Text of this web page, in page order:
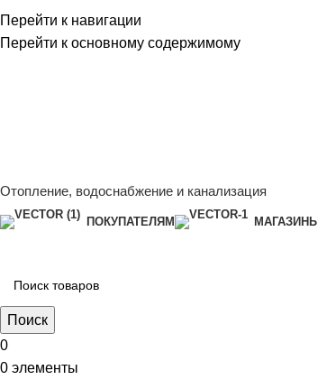
Перейти к навигации
Перейти к основному содержимому
Отопление, водоснабжение и канализация
ПОКУПАТЕЛЯМ МАГАЗИНЫ
Поиск
0
0 элементы